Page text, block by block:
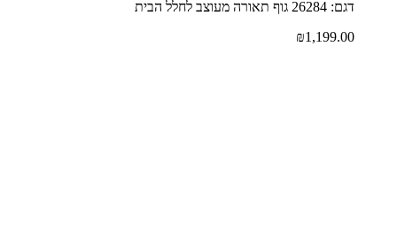
דגם: 26284 גוף תאורה מעוצב לחלל הבית
₪1,199.00